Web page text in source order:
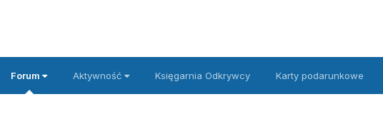
Forum Aktywność Księgarnia Odkrywcy Karty podarunkowe